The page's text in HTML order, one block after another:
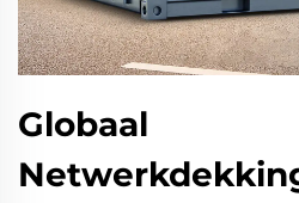
Globaal